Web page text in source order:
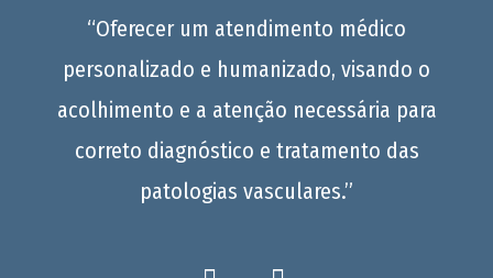
“Oferecer um atendimento médico
personalizado e humanizado, visando o
acolhimento e a atenção necessária para
correto diagnóstico e tratamento das
patologias vasculares.”